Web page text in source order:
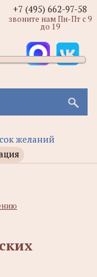
желаний
+7 (495) 662-97-58
звоните нам Пн-Пт с 9
до 19